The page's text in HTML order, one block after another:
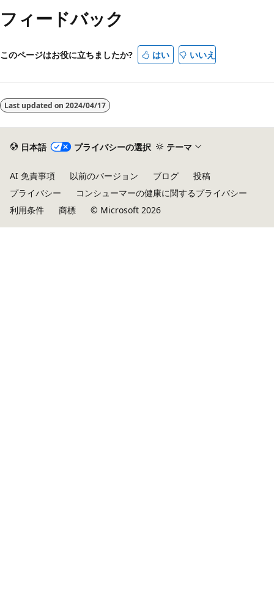
取
モ
ド
が
フィードバック
このページはお役に立ちましたか? はい いいえ
Last updated on 2024/04/17
日本語 プライバシーの選択 テーマ
AI 免責事項 以前のバージョン ブログ
投稿
プライバシー
コンシューマーの健康に関するプライバシー
利用条件
商標 © Microsoft 2026